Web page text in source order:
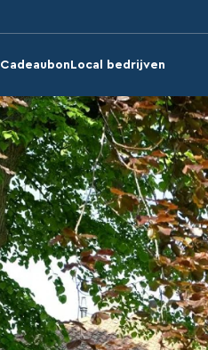
Cadeaubon Local bedrijven